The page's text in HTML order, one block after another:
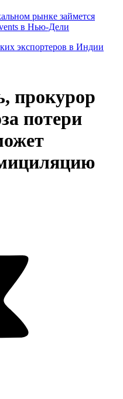
рынке займется
в Нью-Дели
прокурор
потери